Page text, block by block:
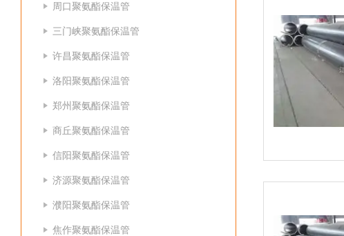
周口聚氨酯保温管
三门峡聚氨酯保温管
许昌聚氨酯保温管
洛阳聚氨酯保温管
郑州聚氨酯保温管
商丘聚氨酯保温管
信阳聚氨酯保温管
济源聚氨酯保温管
濮阳聚氨酯保温管
焦作聚氨酯保温管